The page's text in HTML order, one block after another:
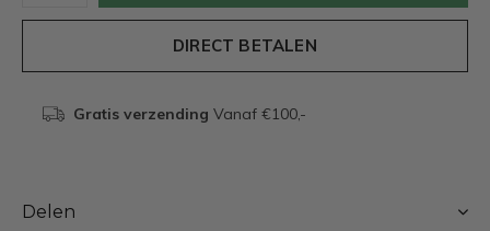
DIRECT BETALEN
Gratis verzending Vanaf €100,-
Delen